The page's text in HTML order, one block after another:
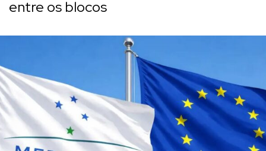
entre os blocos